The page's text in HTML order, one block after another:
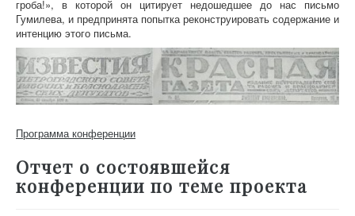
гроба!», в которой он цитирует недошедшее до нас письмо
Гумилева, и предпринята попытка реконструировать содержание и
интенцию этого письма.
Программа конференции
Отчет о состоявшейся
конференции по теме проекта